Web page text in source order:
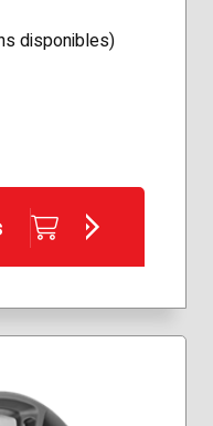
disponibles)